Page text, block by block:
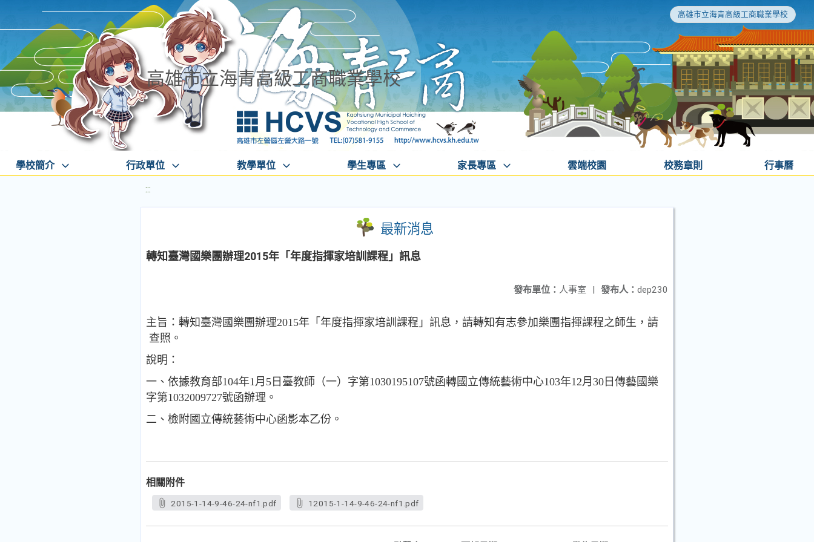
高雄市立海青高級工商職業學校
高雄市立海青高級工商職業學校
學校簡介 行政單位 教學單位 學生專區 家長專區 雲端校園 校務章則 行事曆
:::
最新消息
轉知臺灣國樂團辦理2015年「年度指揮家培訓課程」訊息
發布人： dep230
發布單位： 人事室 |
主旨：轉知臺灣國樂團辦理2015年「年度指揮家培訓課程」訊息，請轉知有志參加樂團指揮課程之師生，請
查照。
說明：
一、依據教育部104年1月5日臺教師（一）字第1030195107號函轉國立傳統藝術中心103年12月30日傳藝國樂
字第1032009727號函辦理。
二、檢附國立傳統藝術中心函影本乙份。
相關附件
2015-1-14-9-46-24-nf1.pdf 12015-1-14-9-46-24-nf1.pdf